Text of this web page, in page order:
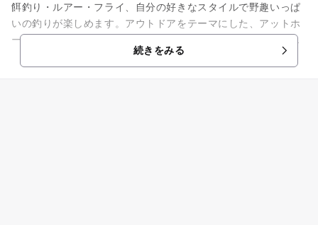
餌釣り・ルアー・フライ、自分の好きなスタイルで野趣いっぱ
いの釣りが楽しめます。アウトドアをテーマにした、アットホ
ームで気軽に楽しめる雰囲気が魅力の釣り堀です。初心者から
上級者まで、皆が楽しめる釣...続きをみる